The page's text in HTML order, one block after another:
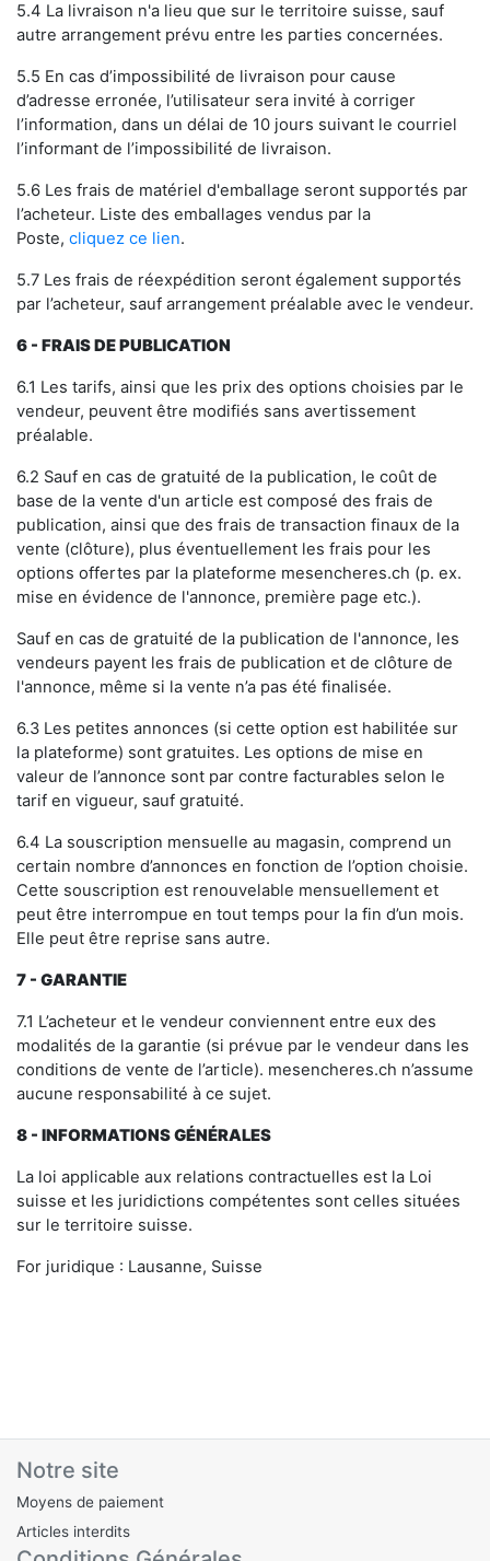
5.4 La livraison n'a lieu que sur le territoire suisse, sauf
autre arrangement prévu entre les parties concernées.
5.5 En cas d’impossibilité de livraison pour cause
d’adresse erronée, l’utilisateur sera invité à corriger
l’information, dans un délai de 10 jours suivant le courriel
l’informant de l’impossibilité de livraison.
5.6 Les frais de matériel d'emballage seront supportés par
l’acheteur. Liste des emballages vendus par la
Poste, cliquez ce lien.
5.7 Les frais de réexpédition seront également supportés
par l’acheteur, sauf arrangement préalable avec le vendeur.
6 - FRAIS DE PUBLICATION
6.1 Les tarifs, ainsi que les prix des options choisies par le
vendeur, peuvent être modifiés sans avertissement
préalable.
6.2 Sauf en cas de gratuité de la publication, le coût de
base de la vente d'un article est composé des frais de
publication, ainsi que des frais de transaction finaux de la
vente (clôture), plus éventuellement les frais pour les
options offertes par la plateforme mesencheres.ch (p. ex.
mise en évidence de l'annonce, première page etc.).
Sauf en cas de gratuité de la publication de l'annonce, les
vendeurs payent les frais de publication et de clôture de
l'annonce, même si la vente n’a pas été finalisée.
6.3 Les petites annonces (si cette option est habilitée sur
la plateforme) sont gratuites. Les options de mise en
valeur de l’annonce sont par contre facturables selon le
tarif en vigueur, sauf gratuité.
6.4 La souscription mensuelle au magasin, comprend un
certain nombre d’annonces en fonction de l’option choisie.
Cette souscription est renouvelable mensuellement et
peut être interrompue en tout temps pour la fin d’un mois.
Elle peut être reprise sans autre.
7 - GARANTIE
7.1 L’acheteur et le vendeur conviennent entre eux des
modalités de la garantie (si prévue par le vendeur dans les
conditions de vente de l’article). mesencheres.ch n’assume
aucune responsabilité à ce sujet.
8 - INFORMATIONS GÉNÉRALES
La loi applicable aux relations contractuelles est la Loi
suisse et les juridictions compétentes sont celles situées
sur le territoire suisse.
For juridique : Lausanne, Suisse
Notre site
Moyens de paiement
Articles interdits